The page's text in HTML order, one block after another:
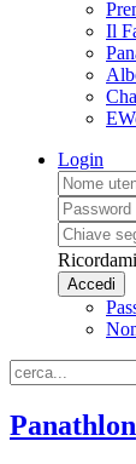
Il
Login
Ricordami
Accedi
Panathlon